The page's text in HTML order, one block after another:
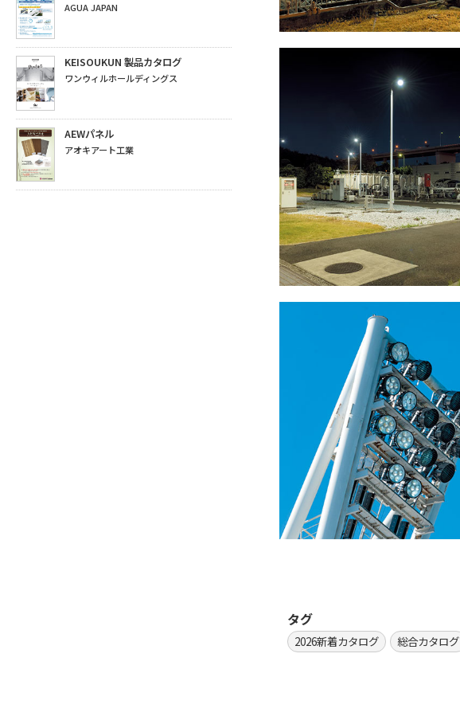
AGUA JAPAN
KEISOUKUN 製品カタログ
ワンウィルホールディングス
AEWパネル
アオキアート工業
タグ
2026新着カタログ 総合カタログ